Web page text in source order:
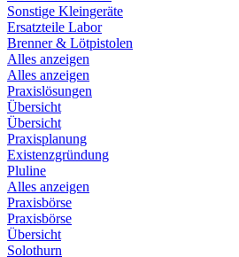
Sonstige Kleingeräte
Ersatzteile Labor
Brenner & Lötpistolen
Alles anzeigen
Alles anzeigen
Praxislösungen
Übersicht
Übersicht
Praxisplanung
Existenzgründung
Pluline
Alles anzeigen
Praxisbörse
Praxisbörse
Übersicht
Solothurn